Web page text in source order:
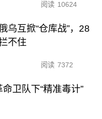
阅读 10624
乌互掀“仓库战”，28
不住
阅读 7372
卫队下“精准毒计”